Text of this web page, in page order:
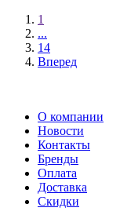
1
...
14
Вперед
О компании
Новости
Контакты
Бренды
Оплата
Доставка
Скидки